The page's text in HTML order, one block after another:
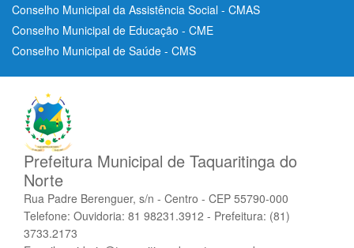
Conselho Municipal da Assistência Social - CMAS
Conselho Municipal de Educação - CME
Conselho Municipal de Saúde - CMS
Prefeitura Municipal de Taquaritinga do
Norte
Rua Padre Berenguer, s/n - Centro - CEP 55790-000
Telefone: Ouvidoria: 81 98231.3912 - Prefeitura: (81)
3733.2173